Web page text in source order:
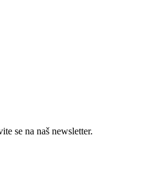
se na naš newsletter.